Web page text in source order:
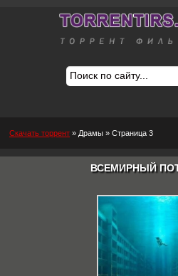
Скачать торрент » Драмы » Страница 3
ВСЕМИРНЫЙ